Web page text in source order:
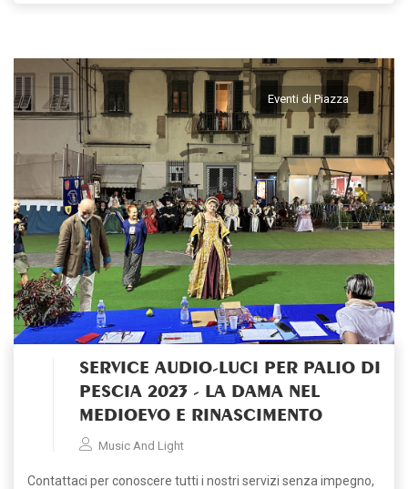
Eventi di Piazza
SERVICE AUDIO-LUCI PER PALIO DI
PESCIA 2023 - LA DAMA NEL
MEDIOEVO E RINASCIMENTO
Music And Light
Contattaci per conoscere tutti i nostri servizi senza impegno,